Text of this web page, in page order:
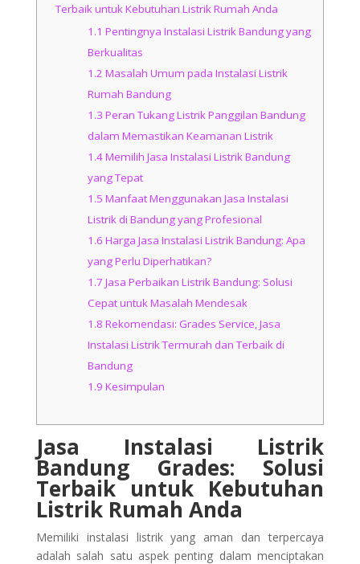
Terbaik untuk Kebutuhan Listrik Rumah Anda
1.1 Pentingnya Instalasi Listrik Bandung yang
Berkualitas
1.2 Masalah Umum pada Instalasi Listrik
Rumah Bandung
1.3 Peran Tukang Listrik Panggilan Bandung
dalam Memastikan Keamanan Listrik
1.4Memilih Jasa Instalasi Listrik Bandung
yang Tepat
1.5 Manfaat Menggunakan Jasa Instalasi
Listrik di Bandung yang Profesional
1.6 Harga Jasa Instalasi Listrik Bandung: Apa
yang Perlu Diperhatikan?
1.7 Jasa Perbaikan Listrik Bandung: Solusi
Cepat untuk Masalah Mendesak
1.8 Rekomendasi: Grades Service, Jasa
Instalasi Listrik Termurah dan Terbaik di
Bandung
1.9 Kesimpulan
Jasa Instalasi Listrik
Bandung Grades: Solusi
Terbaik untuk Kebutuhan
Listrik Rumah Anda
Memiliki instalasi listrik yang aman dan terpercaya
adalah salah satu aspek penting dalam menciptakan